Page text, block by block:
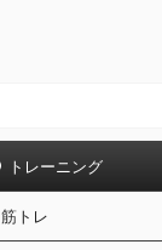
トレーニング
筋トレ